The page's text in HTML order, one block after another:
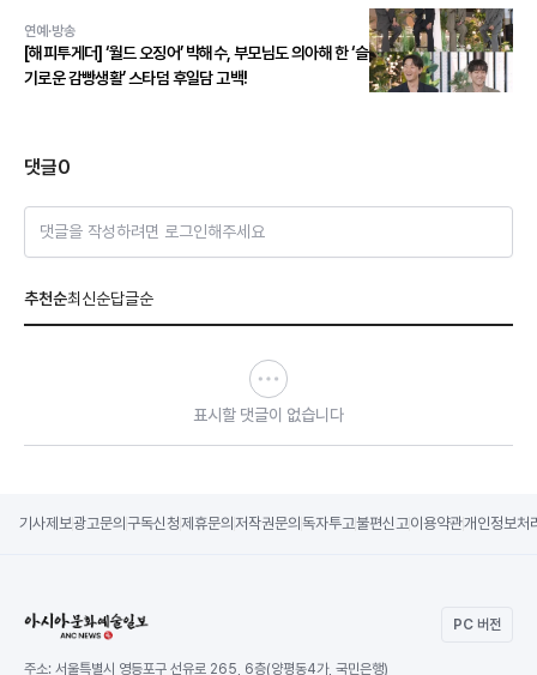
연예·방송
[해피투게더] ‘월드 오징어’ 박해수, 부모님도 의아해 한 ‘슬
기로운 감빵생활’ 스타덤 후일담 고백!
댓글0
댓글을 작성하려면 로그인해주세요
추천순최신순답글순
표시할 댓글이 없습니다
기사제보광고문의 구독신청제휴문의 저작권문의 독자투고불편신고이용약관개인정보처
PC 버전
주소: 서울특별시 영등포구 선유로 265, 6층(양평동4가, 국민은행)